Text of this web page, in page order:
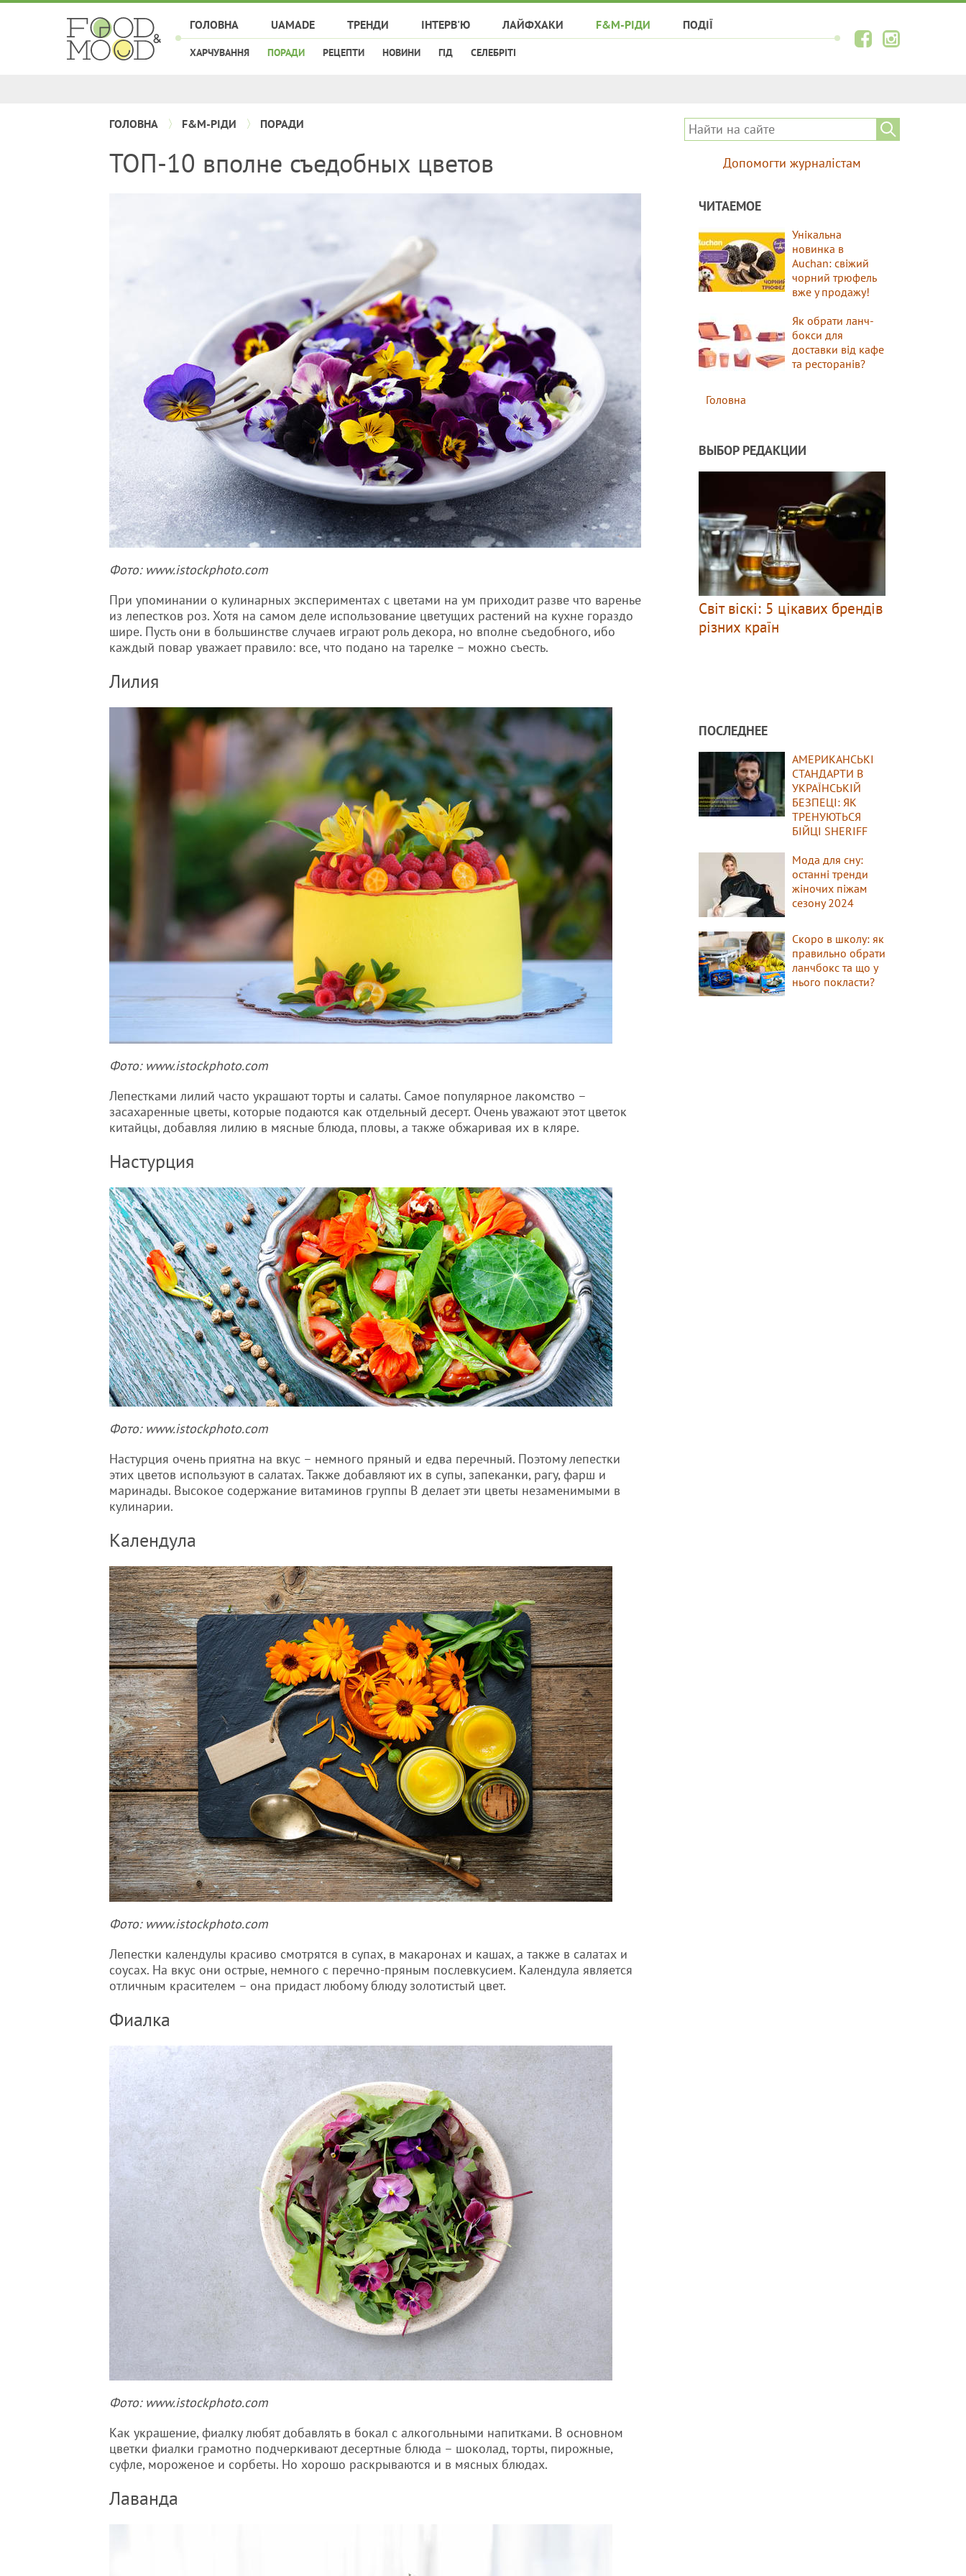
ГОЛОВНА UAMADE ТРЕНДИ ІНТЕРВ'Ю ЛАЙФХАКИ F&M-РІДИ
ХАРЧУВАННЯ ПОРАДИ РЕЦЕПТИ НОВИНИ ГІД СЕЛЕБРІТІ
ПОДІЇ
ГОЛОВНА F&M-РІДИ ПОРАДИ
ТОП-10 вполне съедобных цветов
Фото: www.istockphoto.com
При упоминании о кулинарных экспериментах с цветами на ум приходит разве что варенье
из лепестков роз. Хотя на самом деле использование цветущих растений на кухне гораздо
шире. Пусть они в большинстве случаев играют роль декора, но вполне съедобного, ибо
каждый повар уважает правило: все, что подано на тарелке – можно съесть.
Лилия
Фото: www.istockphoto.com
Лепестками лилий часто украшают торты и салаты. Самое популярное лакомство –
засахаренные цветы, которые подаются как отдельный десерт. Очень уважают этот цветок
китайцы, добавляя лилию в мясные блюда, пловы, а также обжаривая их в кляре.
Настурция
Фото: www.istockphoto.com
Настурция очень приятна на вкус – немного пряный и едва перечный. Поэтому лепестки
этих цветов используют в салатах. Также добавляют их в супы, запеканки, рагу, фарш и
маринады. Высокое содержание витаминов группы В делает эти цветы незаменимыми в
кулинарии.
Календула
Фото: www.istockphoto.com
Лепестки календулы красиво смотрятся в супах, в макаронах и кашах, а также в салатах и
соусах. На вкус они острые, немного с перечно-пряным послевкусием. Календула является
отличным красителем – она придаст любому блюду золотистый цвет.
Фиалка
Фото: www.istockphoto.com
Как украшение, фиалку любят добавлять в бокал с алкогольными напитками. В основном
цветки фиалки грамотно подчеркивают десертные блюда – шоколад, торты, пирожные,
суфле, мороженое и сорбеты. Но хорошо раскрываются и в мясных блюдах.
Лаванда
Допомогти журналістам
ЧИТАЕМОЕ
Унікальна
новинка в
Auchan: свіжий
чорний трюфель
вже у продажу!
Як обрати ланч-
бокси для
доставки від кафе
та ресторанів?
Головна
ВЫБОР РЕДАКЦИИ
Світ віскі: 5 цікавих брендів
різних країн
ПОСЛЕДНЕЕ
АМЕРИКАНСЬКІ
СТАНДАРТИ В
УКРАЇНСЬКІЙ
БЕЗПЕЦІ: ЯК
ТРЕНУЮТЬСЯ
БІЙЦІ SHERIFF
Мода для сну:
останні тренди
жіночих піжам
сезону 2024
Скоро в школу: як
правильно обрати
ланчбокс та що у
нього покласти?